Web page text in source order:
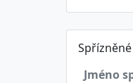
Jméno